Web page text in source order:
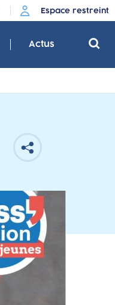
Espace restreint
Actus